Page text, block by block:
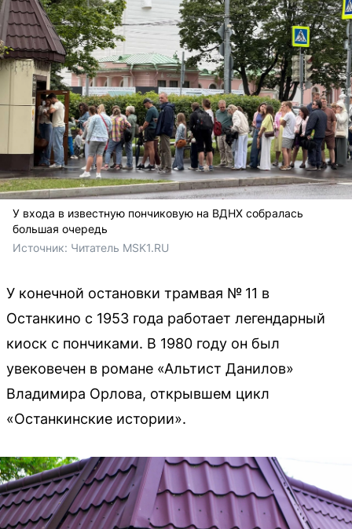
У входа в известную пончиковую на ВДНХ собралась
большая очередь
Источник: Читатель MSK1.RU
У конечной остановки трамвая № 11 в
Останкино с 1953 года работает легендарный
киоск с пончиками. В 1980 году он был
увековечен в романе «Альтист Данилов»
Владимира Орлова, открывшем цикл
«Останкинские истории».